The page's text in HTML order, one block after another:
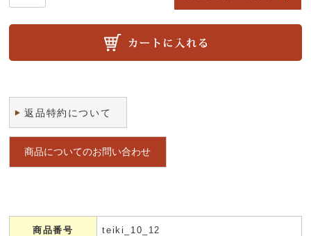
返品特約について
商品についてのお問い合わせ
商品番号 teiki_10_12